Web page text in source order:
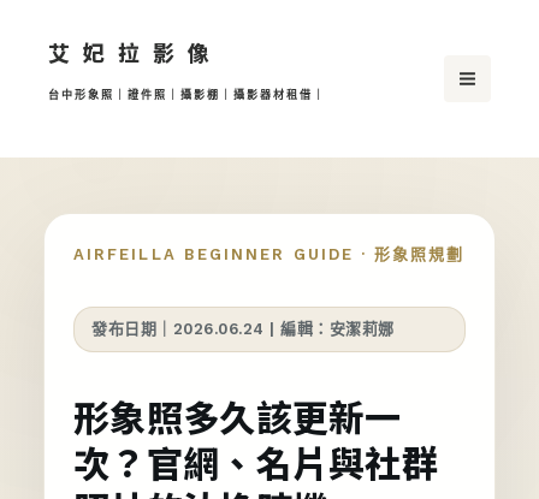
內
艾妃拉影像
台中形象照｜證件照｜攝影棚｜攝影器材租借｜
AIRFEILLA BEGINNER GUIDE · 形象照規劃
發布日期｜2026.06.24 | 編輯：安潔莉娜
形象照多久該更新一
次？官網、名片與社群